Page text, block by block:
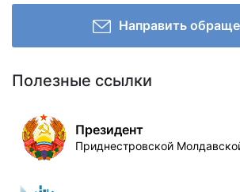
Направить
Полезные ссылки
Президент
Приднестровской